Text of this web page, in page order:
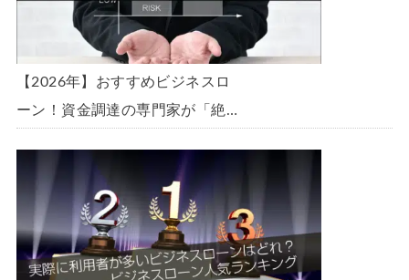
【2026年】おすすめビジネスロ
ーン！資金調達の専門家が「絶
ーン・事業者ローン・商工ローン
ランキング